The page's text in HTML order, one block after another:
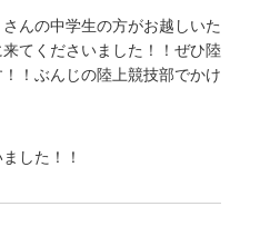
んの中学生の方がお越しいた
てくださいました！！ぜひ陸
！ぶんじの陸上競技部でかけ
した！！